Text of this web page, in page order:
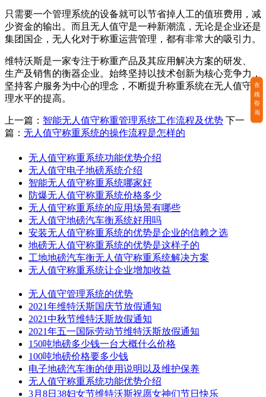
只需要一个管理系统的设备就可以节省掉人工的值班费用，减
少资金的输出。而且无人值守是一种新潮流，无论是企业还是
集团国企，无人化对于称重运营管理，都有非常大的吸引力。
维特沃斯是一家专注于称重产品及其应用解决方案的研发、
生产及销售的衡器企业。始终坚持以技术创新为核心竞争力，
坚持客户服务为中心的理念，不断提升称重系统在无人值守管
理水平的提高。
上一篇： 智能无人值守称重管理系统工作流程及优势 下一
篇： 无人值守称重系统的操作流程是怎样的
无人值守称重系统功能优势介绍
无人值守电子地磅系统介绍
智能无人值守称重系统哪家好
防爆无人值守称重系统价格多少
无人值守称重系统的应用场景有哪些
无人值守地磅汽车衡系统好用吗
安装无人值守称重系统的优势是企业的信赖之选
地磅无人值守称重系统的优势是这样子的
工地地磅汽车衡无人值守称重系统解决方案
无人值守称重系统让企业增加收益​
无人值守管理系统的优势
2021年维特沃斯国庆节放假通知
2021中秋节维特沃斯放假通知
2021年五一国际劳动节维特沃斯放假通知
150吨地磅多少钱一台大概什么价格
100吨地磅价格要多少钱
电子地磅汽车衡的使用说明以及维护保养
无人值守称重系统功能优势介绍
3月8日38妇女节维特沃斯祝愿女神们节日快乐